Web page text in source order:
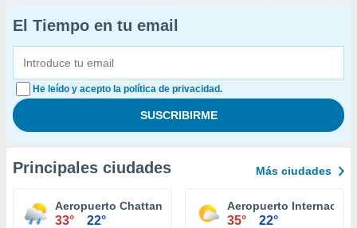
El Tiempo en tu email
He leído y acepto la política de privacidad.
Principales ciudades Más ciudades
Aeropuerto Chattanooga
33° 22°
Aeropuerto
35° 22°